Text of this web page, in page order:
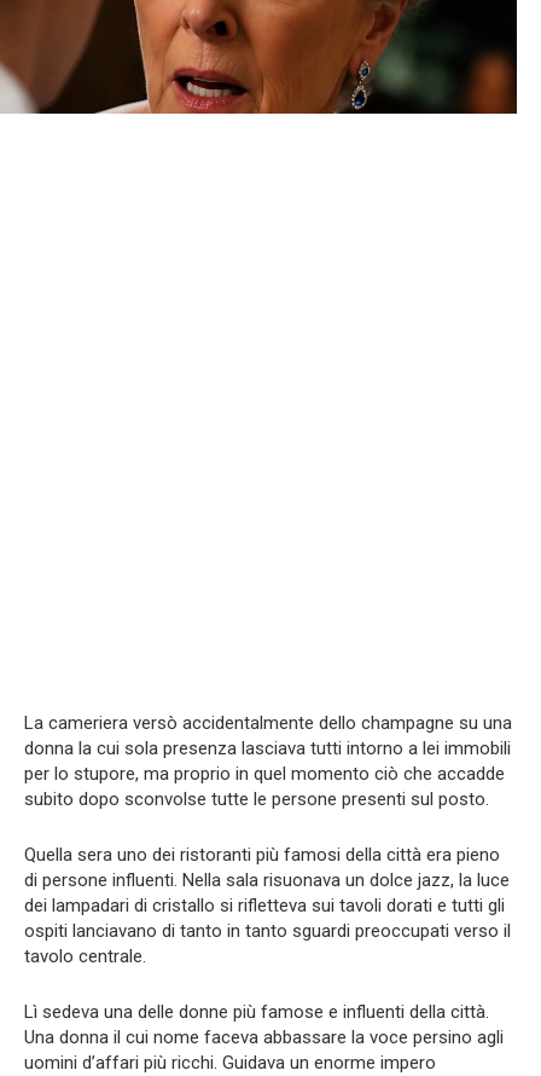
La cameriera versò accidentalmente dello champagne su una
donna la cui sola presenza lasciava tutti intorno a lei immobili
per lo stupore, ma proprio in quel momento ciò che accadde
subito dopo sconvolse tutte le persone presenti sul posto.
Quella sera uno dei ristoranti più famosi della città era pieno
di persone influenti. Nella sala risuonava un dolce jazz, la luce
dei lampadari di cristallo si rifletteva sui tavoli dorati e tutti gli
ospiti lanciavano di tanto in tanto sguardi preoccupati verso il
tavolo centrale.
Lì sedeva una delle donne più famose e influenti della città.
Una donna il cui nome faceva abbassare la voce persino agli
uomini d’affari più ricchi. Guidava un enorme impero